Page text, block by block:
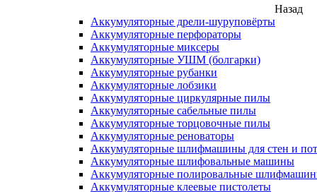
Назад
Аккумуляторные дрели-шуруповёрты
Аккумуляторные перфораторы
Аккумуляторные миксеры
Аккумуляторные УШМ (болгарки)
Аккумуляторные рубанки
Аккумуляторные лобзики
Аккумуляторные циркулярные пилы
Аккумуляторные сабельные пилы
Аккумуляторные торцовочные пилы
Аккумуляторные реноваторы
Аккумуляторные шлифмашины для стен и
Аккумуляторные шлифовальные машины
Аккумуляторные полировальные
Аккумуляторные клеевые пистолеты